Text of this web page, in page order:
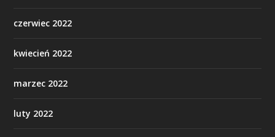
czerwiec 2022
kwiecień 2022
marzec 2022
luty 2022